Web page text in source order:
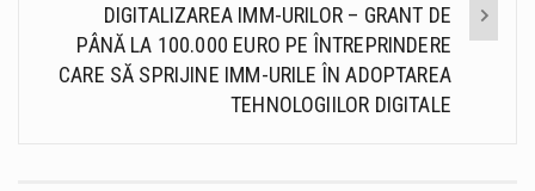
DIGITALIZAREA IMM-URILOR – GRANT DE
PÂNĂ LA 100.000 EURO PE ÎNTREPRINDERE
CARE SĂ SPRIJINE IMM-URILE ÎN ADOPTAREA
TEHNOLOGIILOR DIGITALE